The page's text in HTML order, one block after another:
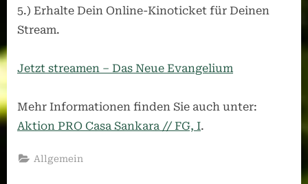
5.) Erhalte Dein Online-Kinoticket für Deinen
Stream.
Jetzt streamen – Das Neue Evangelium
Mehr Informationen finden Sie auch unter:
Aktion PRO Casa Sankara // FG, I.
Allgemein